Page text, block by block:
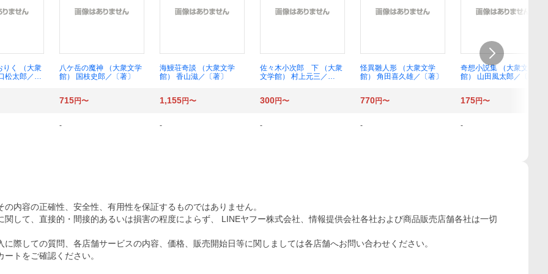
りく （大衆
松太郎／
八ケ岳の魔神 （大衆文学
館） 国枝史郎／〔著〕
海鰻荘奇談 （大衆文学
館） 香山滋／〔著〕
佐々木小次郎 下 （大衆
文学館） 村上元三／
怪異雛人形 （大衆文学
館） 角田喜久雄／〔著〕
奇想小説集 （大衆文学
館） 山田風太郎／〔著〕
715円〜 1,155円〜 300円〜 770円〜 175円〜
- - - - -
内容の正確性、安全性、有用性を保証するものではありません。
して、直接的・間接的あるいは損害の程度によらず、 LINEヤフー株式会社、情報提供会社各社および商品販売店舗各社は一切
際しての質問、各店舗サービスの内容、価格、販売開始日等に関しましては各店舗へお問い合わせください。
トをご確認ください。